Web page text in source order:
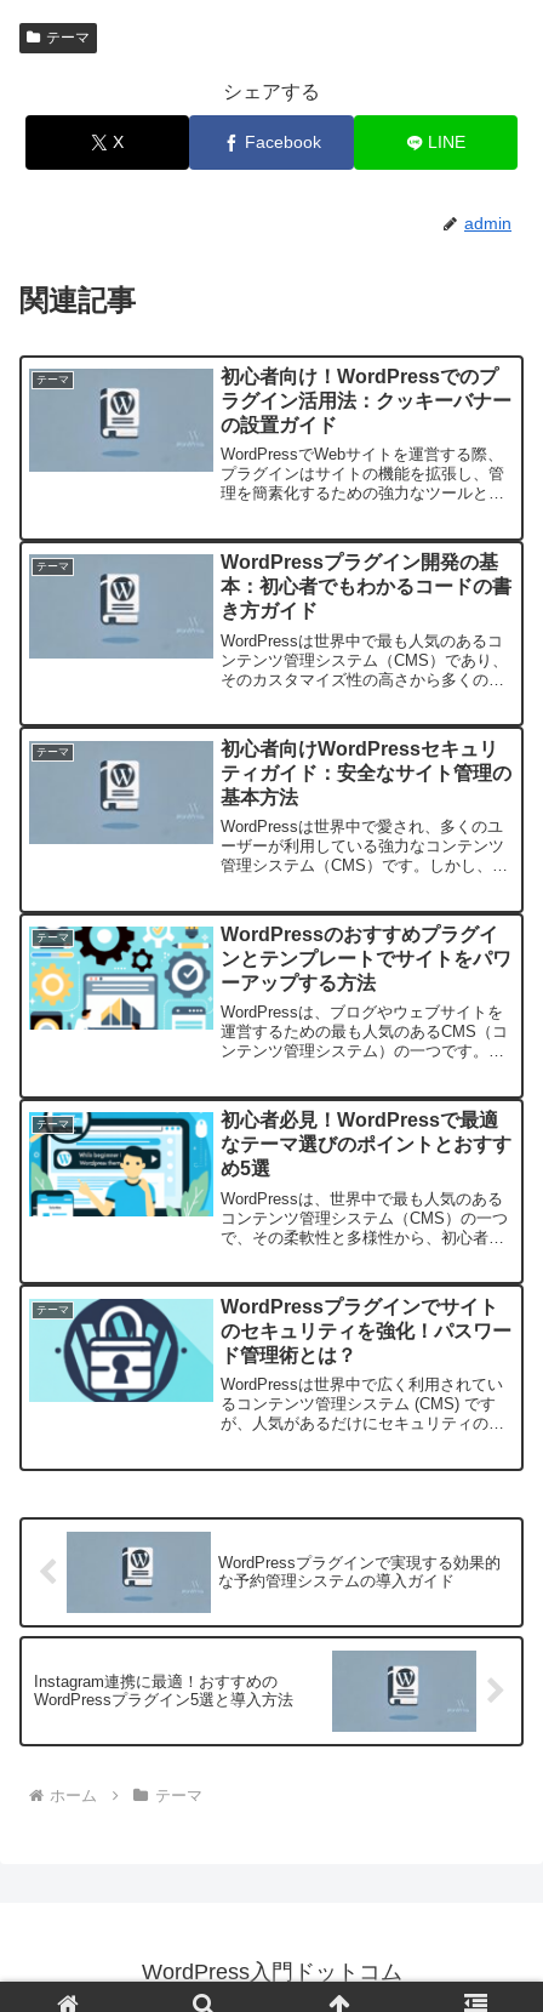
テーマ
シェアする
X Facebook LINE
admin
関連記事
テーマ
初心者向け！WordPressでのプ
ラグイン活用法：クッキーバナー
の設置ガイド
WordPressでWebサイトを運営する際、
プラグインはサイトの機能を拡張し、管
理を簡素化するための強力なツールとな
守するために重要です。この記事では、
Word...
テーマ
WordPressプラグイン開発の基
本：初心者でもわかるコードの書
き方ガイド
WordPressは世界中で最も人気のあるコ
ンテンツ管理システム（CMS）であり、
そのカスタマイズ性の高さから多くの開
な機能やカスタマイズを追加するための
重要なツ...
テーマ
初心者向けWordPressセキュリ
ティガイド：安全なサイト管理の
基本方法
WordPressは世界中で愛され、多くのユ
ーザーが利用している強力なコンテンツ
管理システム（CMS）です。しかし、そ
者がWordPressサイトを安全に管理する
ために...
テーマ
WordPressのおすすめプラグイ
ンとテンプレートでサイトをパワ
ーアップする方法
WordPressは、ブログやウェブサイトを
運営するための最も人気のあるCMS（コ
ンテンツ管理システム）の一つです。そ
す。この記事では、WordPressを使って
サイト...
テーマ
初心者必見！WordPressで最適
なテーマ選びのポイントとおすす
め5選
WordPressは、世界中で最も人気のある
コンテンツ管理システム（CMS）の一つ
で、その柔軟性と多様性から、初心者か
うにあたって、さまざまなテーマが用意
されて...
テーマ
WordPressプラグインでサイト
のセキュリティを強化！パスワー
ド管理術とは？
WordPressは世界中で広く利用されてい
るコンテンツ管理システム (CMS) です
が、人気があるだけにセキュリティの脅
WordPressプラグインで実現する効果的
な予約管理システムの導入ガイド
Instagram連携に最適！おすすめの
WordPressプラグイン5選と導入方法
ホーム テーマ
WordPress入門ドットコム
© 2025 WordPress入門ドットコム.